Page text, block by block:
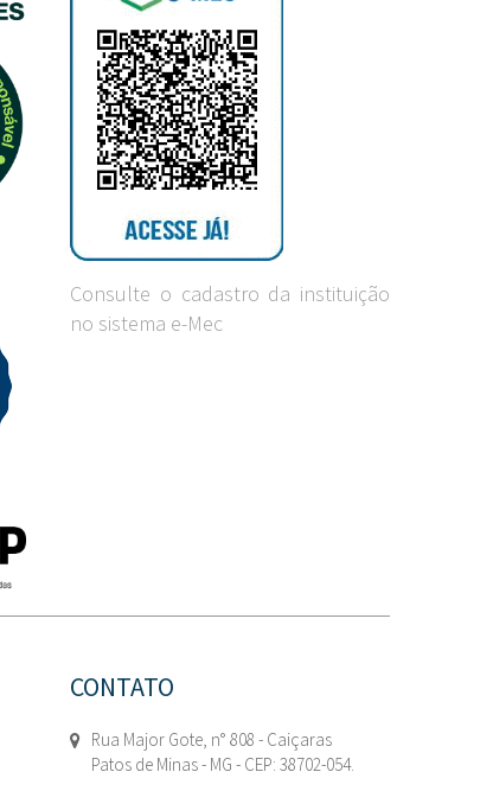
Consulte o cadastro da instituição
no sistema e-Mec
CONTATO
Rua Major Gote, n° 808 - Caiçaras
Patos de Minas - MG - CEP: 38702-054.